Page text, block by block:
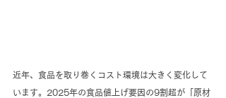
近年、食品を取り巻くコスト環境は大きく変化して
います。2025年の食品値上げ要因の9割超が「原材